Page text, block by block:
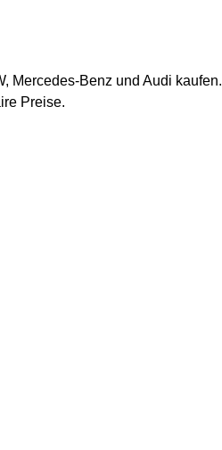
Mercedes-Benz und Audi kaufen.
Preise.